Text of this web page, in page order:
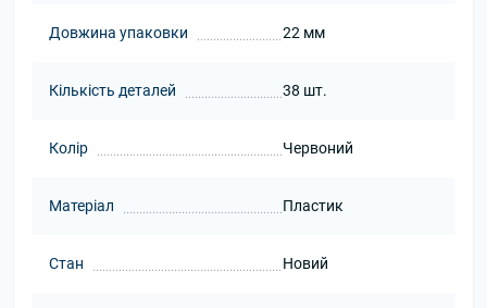
Довжина упаковки 22 мм
Кількість деталей 38 шт.
Колір Червоний
Матеріал Пластик
Стан Новий